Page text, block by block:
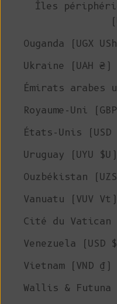
Îles
Ouganda (UGX
Ukraine (UAH ₴)
Royaume-Uni
États-Unis (USD
Uruguay (UYU $U)
Ouzbékistan
Vanuatu (VUV Vt)
Cité du Vatican
Venezuela (USD
Vietnam (VND ₫)
Wallis & Futuna